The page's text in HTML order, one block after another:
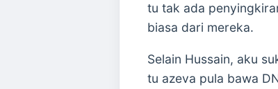
tu tak ada
biasa dari mereka.
Selain Hussain, aku
tu azeva pula bawa